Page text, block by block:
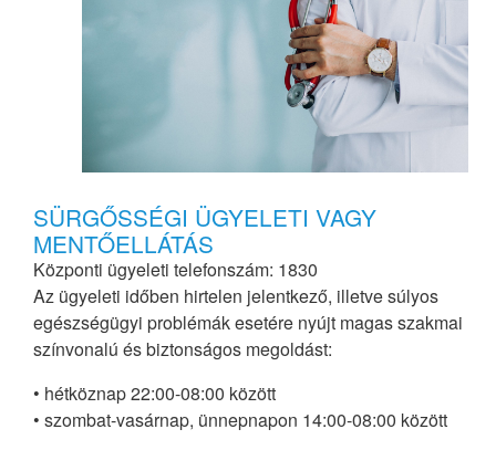
SÜRGŐSSÉGI ÜGYELETI VAGY
MENTŐELLÁTÁS
Központi ügyeleti telefonszám: 1830
Az ügyeleti időben hirtelen jelentkező, illetve súlyos
egészségügyi problémák esetére nyújt magas szakmai
színvonalú és biztonságos megoldást:
• hétköznap 22:00-08:00 között
• szombat-vasárnap, ünnepnapon 14:00-08:00 között